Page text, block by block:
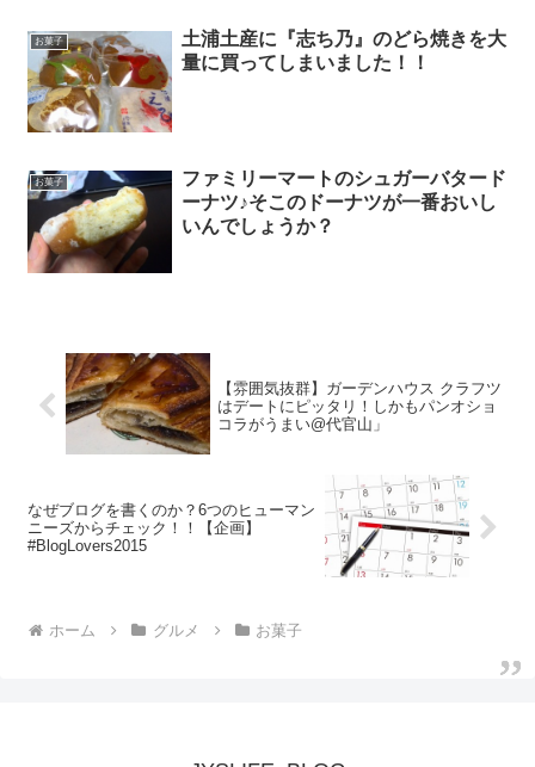
お菓子
土浦土産に『志ち乃』のどら焼きを大
量に買ってしまいました！！
お菓子
ファミリーマートのシュガーバタード
ーナツ♪そこのドーナツが一番おいし
いんでしょうか？
【雰囲気抜群】ガーデンハウス クラフツ
はデートにピッタリ！しかもパンオショ
コラがうまい@代官山」
なぜブログを書くのか？6つのヒューマン
ニーズからチェック！！【企画】
#BlogLovers2015
ホーム グルメ お菓子